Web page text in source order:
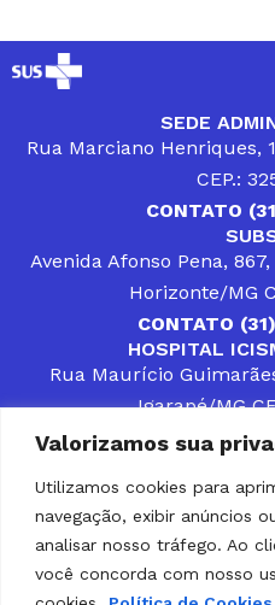
Valorizamos sua
Utilizamos cookies para
navegação, exibir anúncios
analisar nosso tráfego. Ao
você concorda com nosso
SEDE
Rua Marciano Henriques,
CEP.:
CONTATO
Avenida Afonso Pena,
Horizonte/MG
CONTATO
HOSPITAL
Rua Maurício
Igarapé/MG
CONTATOS (31) 3512-
DESENVOLVER
PÚBLICOS QUE
POPULAÇÃO DA
PARCEIRO DOS
SOLUÇÃO DE
GESTORES MUNICIPAIS,